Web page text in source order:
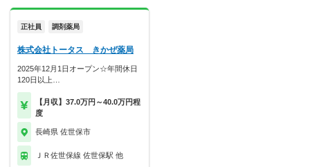
正社員 調剤薬局
株式会社トータス きかぜ薬局
2025年12月1日オープン☆年間休日
120日以上…
【月収】37.0万円～40.0万円程
度
長崎県 佐世保市
ＪＲ佐世保線 佐世保駅 他